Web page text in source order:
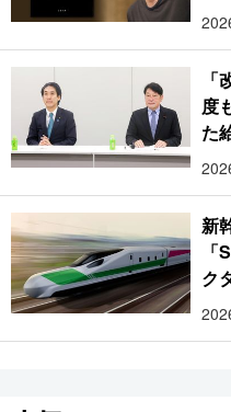
度
た
新
ク